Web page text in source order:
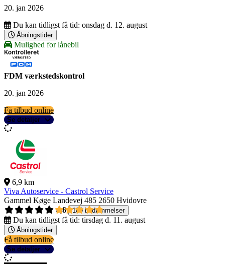
20. jan 2026
Du kan tidligst få tid: onsdag d. 12. august
Åbningstider
Mulighed for lånebil
FDM værkstedskontrol
20. jan 2026
Få tilbud online
Se detaljer
6,9 km
Viva Autoservice - Castrol Service
Gammel Køge Landevej 485 2650 Hvidovre
4,8
189 bedømmelser
Du kan tidligst få tid: tirsdag d. 11. august
Åbningstider
Få tilbud online
Se detaljer